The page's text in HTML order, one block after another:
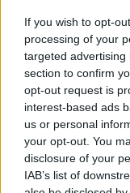
If you wish to opt-
processing of your
targeted
section to confirm
opt-out request is
interest-based ads
us or personal
your opt-out. You
disclosure of your
IAB’s list of
puede reducir el
como el de
enfermedades.
El CLA ayuda a
sistema
infecciones y
bienestar
del CLA.